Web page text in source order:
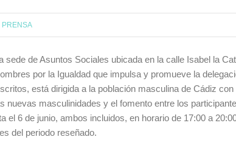
PRENSA
sede de Asuntos Sociales ubicada en la calle Isabel la
por la Igualdad que impulsa y promueve la
está dirigida a la población masculina de Cádiz
nuevas masculinidades y el fomento entre los
el 6 de junio, ambos incluidos, en horario de 17:00 a
del periodo reseñado.